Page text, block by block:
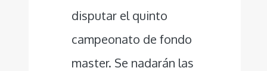
disputar el quinto
campeonato de fondo
master. Se nadarán las